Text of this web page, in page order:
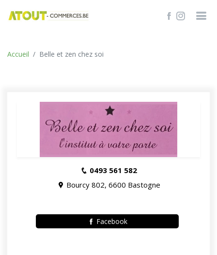
Accueil Belle et zen chez soi
0493 561 582
Bourcy 802, 6600 Bastogne
Facebook